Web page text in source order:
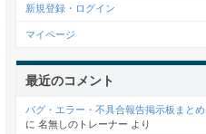
新規登録・ログイン
マイページ
最近のコメント
バグ・エラー・不具合報告掲示板まとめ
に 名無しのトレーナー より